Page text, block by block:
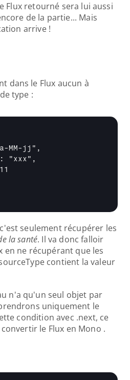
Flux retourné sera lui aussi
de la partie... Mais
arrive !
dans le Flux aucun à
type :
MM-jj",
"xxx",
seulement récupérer les
la santé. Il va donc falloir
en ne récupérant que les
contient la valeur
n'a qu'un seul objet par
uniquement le
condition avec .next, ce
le Flux en Mono .